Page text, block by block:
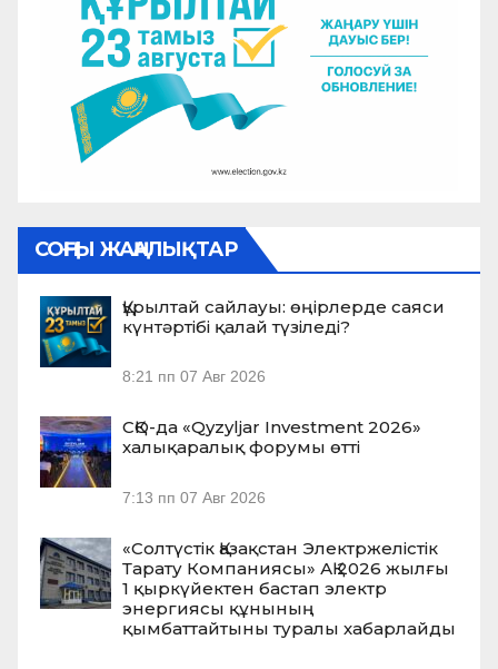
СОҢҒЫ ЖАҢАЛЫҚТАР
Құрылтай сайлауы: өңірлерде саяси
күнтәртібі қалай түзіледі?
8:21 пп 07 Авг 2026
СҚО-да «Qyzyljar Investment 2026»
халықаралық форумы өтті
7:13 пп 07 Авг 2026
«Солтүстік Қазақстан Электржелістік
Тарату Компаниясы» АҚ 2026 жылғы
1 қыркүйектен бастап электр
энергиясы құнының
қымбаттайтыны туралы хабарлайды